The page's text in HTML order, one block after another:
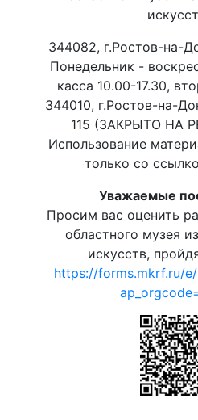
344082, г.Ростов-на-
Понедельник -
касса 10.00-17.30,
344010, г.Ростов-на-
115 (ЗАКРЫТО НА
Использование
только со
Уважаемые
Просим вас оценить
областного музея
искусств,
https://forms.mkrf.ru/